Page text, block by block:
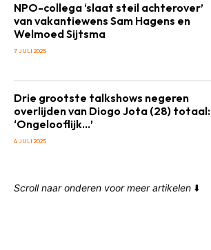
NPO-collega ‘slaat steil achterover’
van vakantiewens Sam Hagens en
Welmoed Sijtsma
7 JULI 2025
Drie grootste talkshows negeren
overlijden van Diogo Jota (28) totaal:
‘Ongelooflijk…’
4 JULI 2025
Scroll naar onderen voor meer artikelen ⬇️